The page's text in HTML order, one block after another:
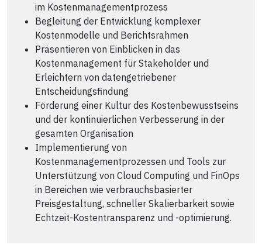
im Kostenmanagementprozess
Begleitung der Entwicklung komplexer
Kostenmodelle und Berichtsrahmen
Präsentieren von Einblicken in das
Kostenmanagement für Stakeholder und
Erleichtern von datengetriebener
Entscheidungsfindung
Förderung einer Kultur des Kostenbewusstseins
und der kontinuierlichen Verbesserung in der
gesamten Organisation
Implementierung von
Kostenmanagementprozessen und Tools zur
Unterstützung von Cloud Computing und FinOps
in Bereichen wie verbrauchsbasierter
Preisgestaltung, schneller Skalierbarkeit sowie
Echtzeit-Kostentransparenz und -optimierung.